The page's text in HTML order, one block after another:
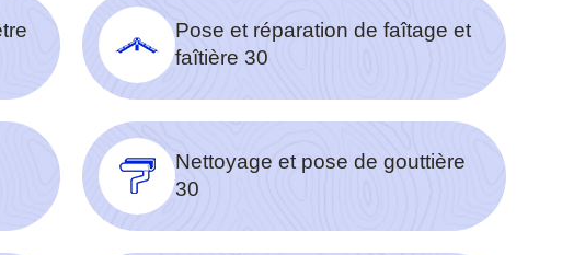
Pose et réparation de faîtage et
faîtière 30
Nettoyage et pose de gouttière
30